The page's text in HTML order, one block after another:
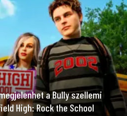
a Bully szellemi
High: Rock the School